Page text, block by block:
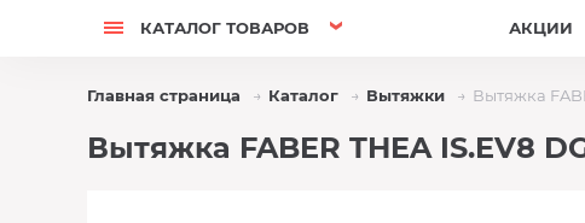
КАТАЛОГ ТОВАРОВ АКЦИИ
Главная страница Каталог Вытяжки Вытяжка
Вытяжка FABER THEA IS.EV8